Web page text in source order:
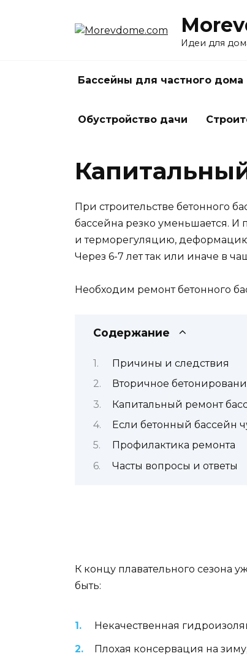
Идеи для
Бассейны для частного дома
Обустройство дачи
При строительстве бетонного
бассейна резко уменьшается.
и терморегуляцию, деформацию
Через 6-7 лет так или иначе в
Необходим ремонт бетонного
Содержание
Причины и следствия
Вторичное
Капитальный ремонт
Если бетонный бассейн
Профилактика ремонта
Часты вопросы и ответы
К концу плавательного сезона
быть:
Некачественная
Плохая консервация на